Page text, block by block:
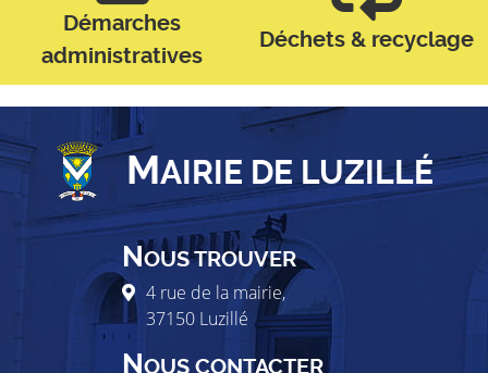
Démarches
administratives
Déchets & recyclage
MAIRIE DE LUZILLÉ
NOUS TROUVER
4 rue de la mairie,
37150 Luzillé
NOUS CONTACTER